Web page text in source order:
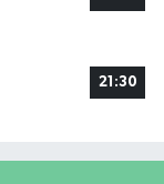
21:30